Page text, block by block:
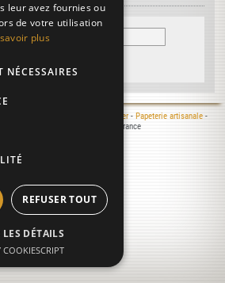
Moulin à papier- Papeterie artisanale-
- 16400 Puymoyen - Charente - France
leur avez fournies ou
de votre utilisation
plus
NÉCESSAIRES
REFUSER TOUT
DÉTAILS
COOKIESCRIPT